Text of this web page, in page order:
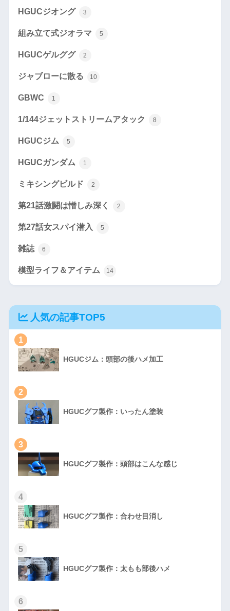
HGUCジオング 3
組み立て式ジオラマ 5
HGUCゲルググ 2
ジャブローに散る 10
GBWC 1
1/144ジェットストリームアタック 8
HGUCジム 5
HGUCガンダム 1
ミキシングビルド 2
第21話激闘は憎しみ深く 2
第27話女スパイ潜入 5
雑誌 6
模型ライフ＆アイテム 14
人気の記事TOP5
1
HGUCジム：頭部の後ハメ加工
2
HGUCグフ製作：いったん塗装
3
HGUCグフ製作：頭部はこんな感じ
4
HGUCグフ製作：合わせ目消し
5
HGUCグフ製作：太もも部後ハメ
6